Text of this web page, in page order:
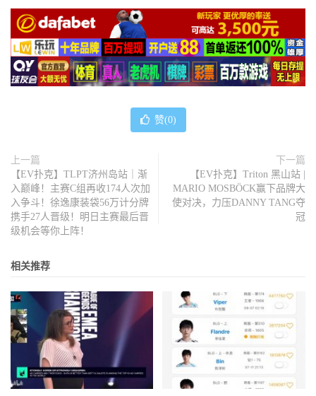
赞(0)
上一篇
【EV扑克】TLPT济州岛站｜渐
入巅峰！主赛C组再收174人次加
入争斗！徐逸康装袋56万计分牌
携手27人晋级！明日主赛最后晋
级机会等你上阵！
下一篇
【EV扑克】Triton 黑山站 |
MARIO MOSBÖCK赢下品牌大
使对决，力压DANNY TANG夺
冠
相关推荐